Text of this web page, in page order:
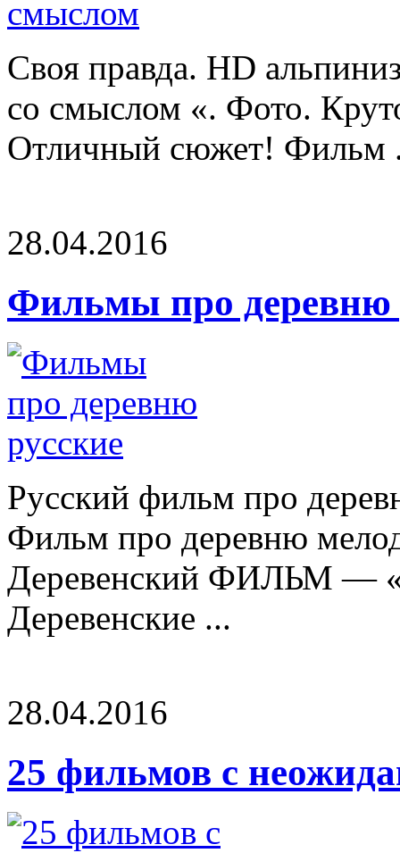
Своя правда. HD
со смыслом «. Фото.
Отличный сюжет! Фильм
28.04.2016
Фильмы про деревню
Русский фильм про
Фильм про деревню
Деревенский ФИЛЬМ —
Деревенские ...
28.04.2016
25 фильмов с